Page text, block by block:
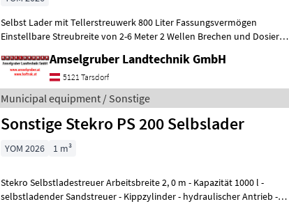
Selbst Lader mit Tellerstreuwerk 800 Liter Fassungsvermögen
Einstellbare Streubreite von 2-6 Meter 2 Wellen Brechen und Dosieren
Amselgruber Landtechnik GmbH
5121 Tarsdorf
Municipal equipment / Sonstige
Sonstige Stekro PS 200 Selbslader
YOM 2026 1 m³
Stekro Selbstladestreuer Arbeitsbreite 2, 0 m - Kapazität 1000 l -
selbstladender Sandstreuer - Kippzylinder - hydraulischer Antrieb -